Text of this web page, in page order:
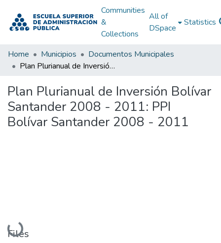
Communities
&
Collections
All of
DSpace
Statistics
Home Municipios
Documentos Municipales
Plan Plurianual de Inversión Bolívar Santander 2008 - 2011: PPI Bolívar Santander 2008 - 2011
Plan Plurianual de Inversión Bolívar
Santander 2008 - 2011: PPI
Bolívar Santander 2008 - 2011
Loading...
Files